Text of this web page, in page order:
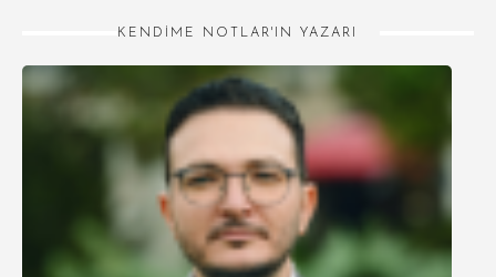
KENDIME NOTLAR'IN YAZARI